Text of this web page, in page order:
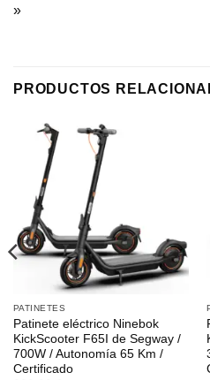
»
PRODUCTOS
PATINETES
Patinete eléctrico Ninebok
KickScooter F65I de Segway /
700W / Autonomía 65 Km /
Certificado